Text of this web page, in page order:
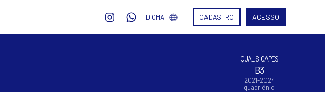
IDIOMA CADASTRO ACESSO
QUALIS-CAPES
B3
2021-2024
quadriênio